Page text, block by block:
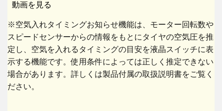
動画を見る
※空気入れタイミングお知らせ機能は、モーター回転数や
スピードセンサーからの情報をもとにタイヤの空気圧を推
定し、空気を入れるタイミングの目安を液晶スイッチに表
示する機能です。使用条件によっては正しく推定できない
場合があります。詳しくは製品付属の取扱説明書をご覧く
ださい。